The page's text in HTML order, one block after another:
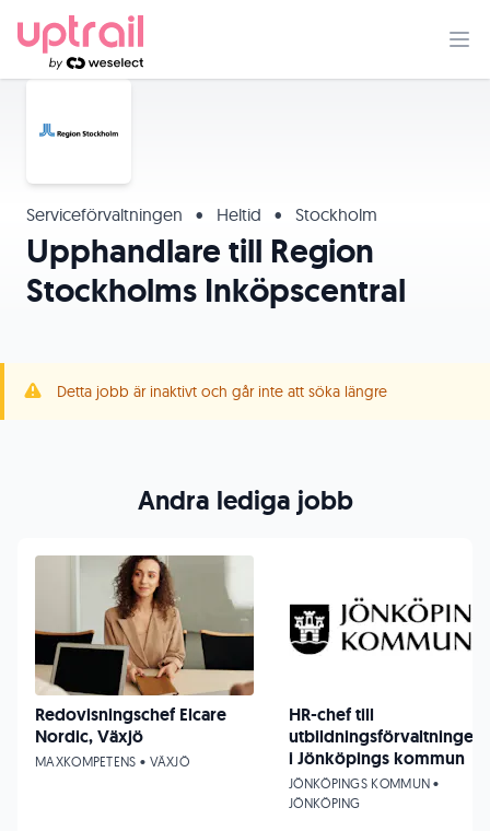
Serviceförvaltningen • Heltid • Stockholm
Upphandlare till Region
Stockholms Inköpscentral
Detta jobb är inaktivt och går inte att söka längre
Andra lediga jobb
Redovisningschef Elcare
Nordic, Växjö
MAXKOMPETENS • VÄXJÖ
HR-chef till
utbildningsförvaltningen
i Jönköpings kommun
JÖNKÖPINGS KOMMUN •
JÖNKÖPING